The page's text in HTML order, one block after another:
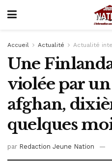
Accueil Actualité Actualité
Une
violée par un
afghan,
quelques
par Redaction Jeune Nation